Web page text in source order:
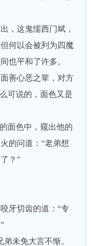
这鬼懦西门斌，
何以会被列为四魔
也平和了许多。
善心恶之辈，对方
可说的，面色又是
面色中，窥出他的
的问道：“老弟想
？”
牙切齿的道：“专
未免大言不惭。